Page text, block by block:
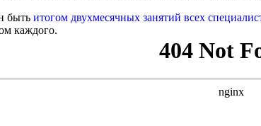
быть итогом двухмесячных занятий всех
каждого.